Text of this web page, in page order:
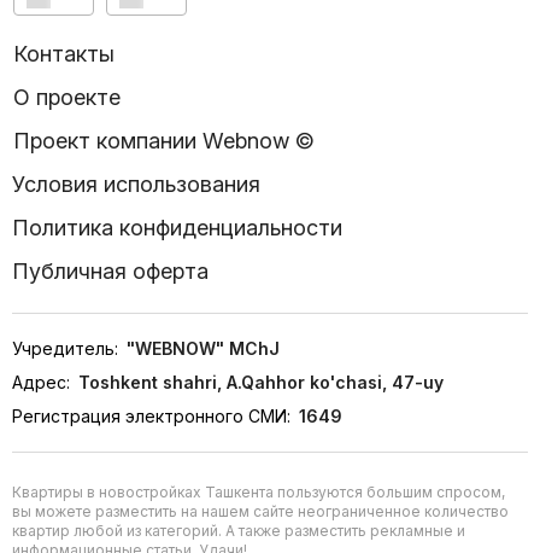
Контакты
О проекте
Проект компании Webnow ©
Условия использования
Политика конфиденциальности
Публичная оферта
Учредитель: "WEBNOW" MChJ
Адрес: Toshkent shahri, A.Qahhor ko'chasi, 47-uy
Регистрация электронного СМИ: 1649
Квартиры в новостройках Ташкента пользуются большим спросом,
вы можете разместить на нашем сайте неограниченное количество
квартир любой из категорий. А также разместить рекламные и